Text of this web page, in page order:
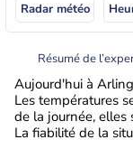
Radar météo
Résumé de
Aujourd'hui à
Les températures
de la journée, elles
La fiabilité de la